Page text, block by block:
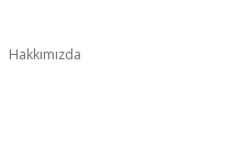
Hakkımızda